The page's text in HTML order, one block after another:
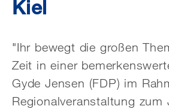
Kiel
"Ihr bewegt die großen
Zeit in einer
Gyde Jensen (FDP) im
Regionalveranstaltung zum